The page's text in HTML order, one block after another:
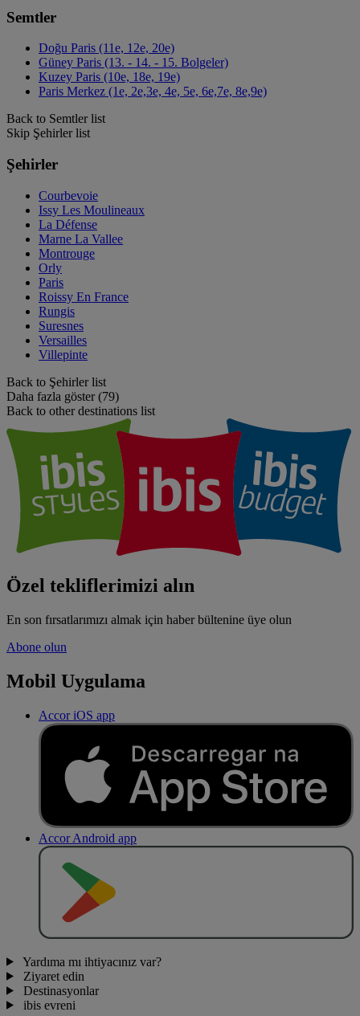
Semtler
Doğu Paris (11e, 12e, 20e)
Güney Paris (13. - 14. - 15. Bolgeler)
Kuzey Paris (10e, 18e, 19e)
Paris Merkez (1e, 2e,3e, 4e, 5e, 6e,7e, 8e,9e)
Back to Semtler list
Skip Şehirler list
Şehirler
Courbevoie
Issy Les Moulineaux
La Défense
Marne La Vallee
Montrouge
Orly
Paris
Roissy En France
Rungis
Suresnes
Versailles
Villepinte
Back to Şehirler list
Daha fazla göster (79)
Back to other destinations list
Özel tekliflerimizi alın
En son fırsatlarımızı almak için haber bültenine üye olun
Abone olun
Mobil Uygulama
Accor iOS app
Accor Android app
Yardıma mı ihtiyacınız var?
Ziyaret edin
Destinasyonlar
ibis evreni